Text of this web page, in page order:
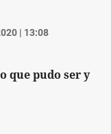
| 13:08
que pudo ser y